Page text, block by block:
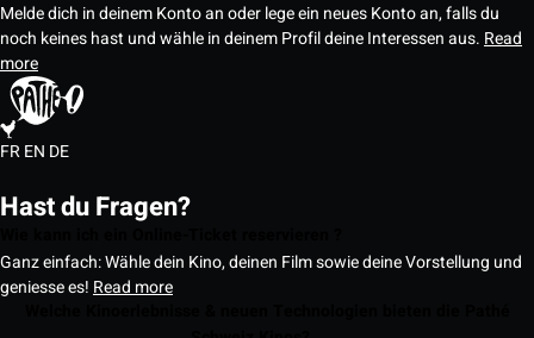
Melde dich in deinem Konto an oder lege ein neues Konto an, falls du
noch keines hast und wähle in deinem Profil deine Interessen aus. Read
more
FREN DE
Hast du Fragen?
Ganz einfach: Wähle dein Kino, deinen Film sowie deine Vorstellung und
geniesse es! Read more